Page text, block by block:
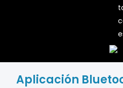
Aplicación